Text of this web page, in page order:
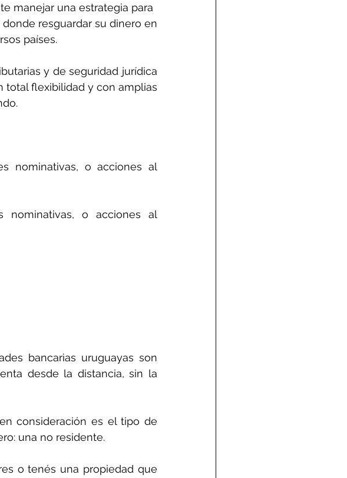
manejar una estrategia para
resguardar su dinero en
países.
y de seguridad jurídica
total flexibilidad y con amplias
nominativas, o acciones al
nominativas, o acciones al
bancarias uruguayas son
desde la distancia, sin la
consideración es el tipo de
una no residente.
o tenés una propiedad que